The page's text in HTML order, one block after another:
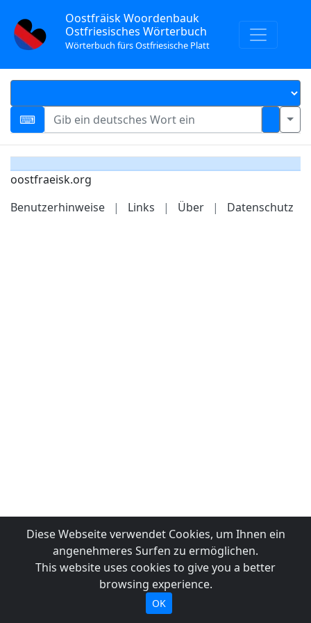
Oostfräisk Woordenbauk
Ostfriesisches Wörterbuch
Wörterbuch fürs Ostfriesische Platt
oostfraeisk.org
Benutzerhinweise
| Links | Über | Datenschutz
Diese Webseite verwendet Cookies, um Ihnen ein
angenehmeres Surfen zu ermöglichen.
This website uses cookies to give you a better
browsing experience.
OK